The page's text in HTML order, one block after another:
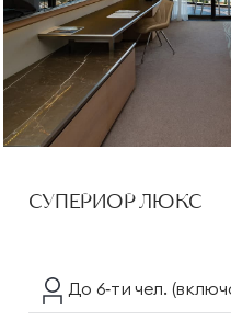
СУПЕРИОР ЛЮКС
До 6‑ти чел.